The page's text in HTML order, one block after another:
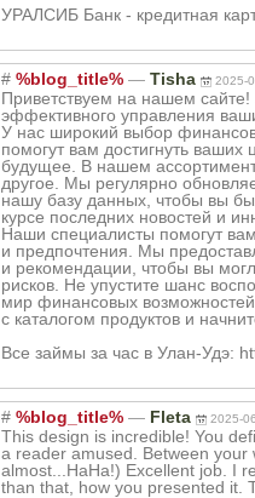
УРАЛСИБ Банк - кредитная
# %blog_title% — Tisha 2025-
Приветствуем на нашем
эффективного управления
У нас широкий выбор
помогут вам достигнуть ваших
будущее. В нашем
другое. Мы регулярно
нашу базу данных, чтобы вы
курсе последних новостей и
Наши специалисты помогут
и предпочтения. Мы
и рекомендации, чтобы вы
рисков. Не упустите шанс
мир финансовых
с каталогом продуктов и
Все займы за час в Улан-Удэ:
# %blog_title% — Fleta 2025-
This design is incredible! You
a reader amused. Between your
almost...HaHa!) Excellent job. I
than that, how you presented it.